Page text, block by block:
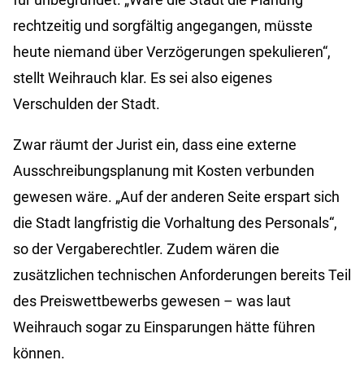
rechtzeitig und sorgfältig angegangen, müsste
heute niemand über Verzögerungen spekulieren“,
stellt Weihrauch klar. Es sei also eigenes
Verschulden der Stadt.
Zwar räumt der Jurist ein, dass eine externe
Ausschreibungsplanung mit Kosten verbunden
gewesen wäre. „Auf der anderen Seite erspart sich
die Stadt langfristig die Vorhaltung des Personals“,
so der Vergaberechtler. Zudem wären die
zusätzlichen technischen Anforderungen bereits Teil
des Preiswettbewerbs gewesen – was laut
Weihrauch sogar zu Einsparungen hätte führen
können.